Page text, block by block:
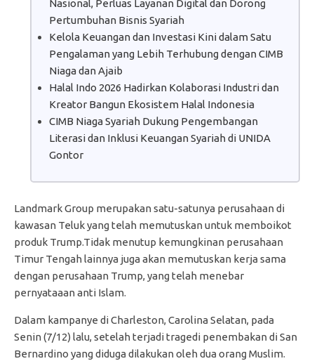
Nasional, Perluas Layanan Digital dan Dorong
Pertumbuhan Bisnis Syariah
Kelola Keuangan dan Investasi Kini dalam Satu
Pengalaman yang Lebih Terhubung dengan CIMB
Niaga dan Ajaib
Halal Indo 2026 Hadirkan Kolaborasi Industri dan
Kreator Bangun Ekosistem Halal Indonesia
CIMB Niaga Syariah Dukung Pengembangan
Literasi dan Inklusi Keuangan Syariah di UNIDA
Gontor
Landmark Group merupakan satu-satunya perusahaan di
kawasan Teluk yang telah memutuskan untuk memboikot
produk Trump.Tidak menutup kemungkinan perusahaan
Timur Tengah lainnya juga akan memutuskan kerja sama
dengan perusahaan Trump, yang telah menebar
pernyataaan anti Islam.
Dalam kampanye di Charleston, Carolina Selatan, pada
Senin (7/12) lalu, setelah terjadi tragedi penembakan di San
Bernardino yang diduga dilakukan oleh dua orang Muslim.